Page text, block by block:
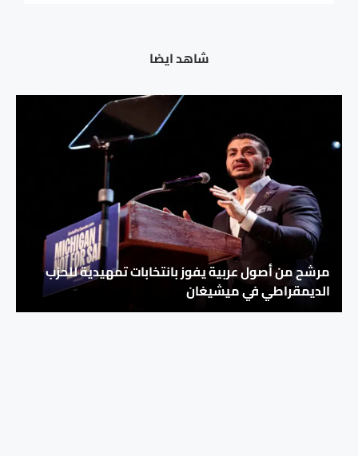
شاهد ايضا
مرشح من أصول عربية يفوز بانتخابات تمهيدية للحزب
الديمقراطي في ميشيغان